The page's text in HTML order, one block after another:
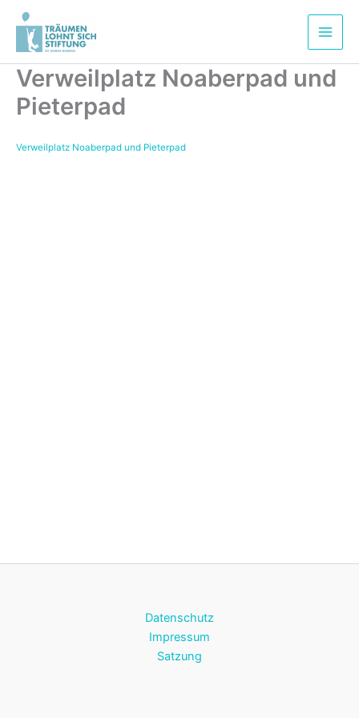
Inhalt
springen
Verweilplatz Noaberpad und
Pieterpad
Verweilplatz Noaberpad und Pieterpad
Datenschutz
Impressum
Satzung